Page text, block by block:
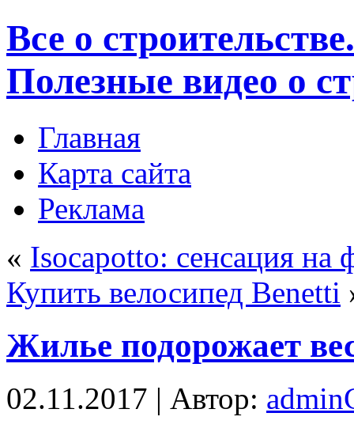
Все о
Полезные видео о
Главная
Карта сайта
Реклама
« Isocapotto: сенсация на
Купить велосипед Benetti
Жилье подорожает
02.11.2017 | Автор: